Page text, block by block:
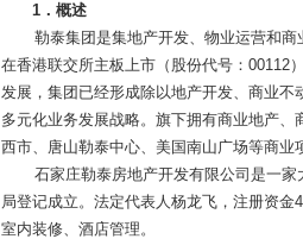
1．概述
勒泰集团是集地产开发、物业运营和
在香港联交所主板上市（股份代号： 00112
发展，集团已经形成除以地产开发、商业
多元化业务发展战略。旗下拥有商业地产
西市、唐山勒泰中心、美国南山广场等商业
石家庄勒泰房地产开发有限公司是一
局登记成立。法定代表人杨龙飞，注册资金
室内装修、酒店管理。